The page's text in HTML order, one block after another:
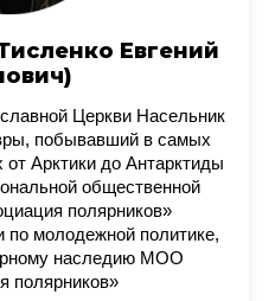
Евгений
Церкви Насельник
побывавший в самых
Арктики до Антарктиды
общественной
полярников»
молодежной политике,
наследию МОО
полярников»